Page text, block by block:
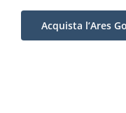
Acquista l’Ares